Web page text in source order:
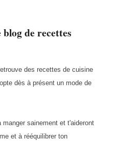
de recettes
des recettes de cuisine
dès à présent un mode de
manger sainement et t'aideront
et à rééquilibrer ton